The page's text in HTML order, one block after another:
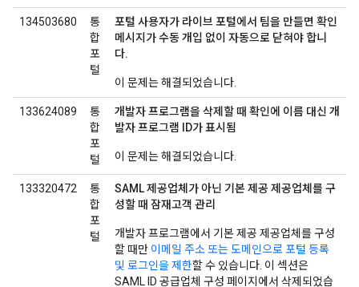
134503680
통
합
포
털
포털 사용자가 라이브 포털에서 팀을 만들면 확인
메시지가 수동 개입 없이 자동으로 닫혀야 합니
다.
이 문제는 해결되었습니다.
133624089
통
합
포
털
개발자 프로그램을 삭제할 때 확인에 이름 대신 개
발자 프로그램 ID가 표시됨
이 문제는 해결되었습니다.
133320472
통
합
포
털
SAML 제공업체가 아닌 기본 제공 제공업체를 구
성할 때 잠재고객 관리
개발자 프로그램에서 기본 제공 제공업체를 구성
할 때만 이메일 주소 또는 도메인으로 포털 등록
및 로그인을 제한할 수 있습니다. 이 섹션은
SAML ID 공급업체 구성 페이지에서 삭제되었습